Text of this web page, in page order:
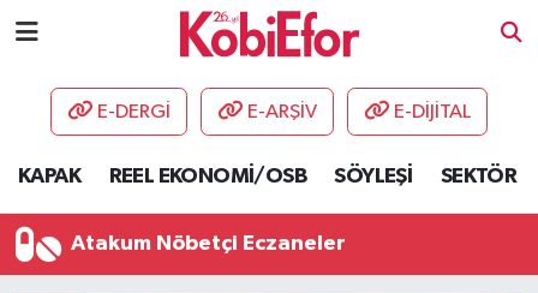
E-DERGİ E-ARŞİV E-DİJİTAL
KAPAK REEL EKONOMİ/OSB SÖYLEŞİ SEKTÖR
Atakum Nöbetçi Eczaneler
AKADEMİ
DESTEK-TEŞVİK
ETKİNLİK